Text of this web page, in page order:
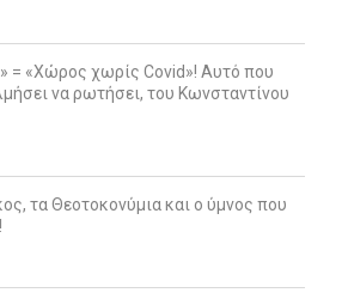
= «Χώρος χωρίς Covid»! Αυτό που
να ρωτήσει, του Κωνσταντίνου
τα Θεοτοκονύμια και ο ύμνος που